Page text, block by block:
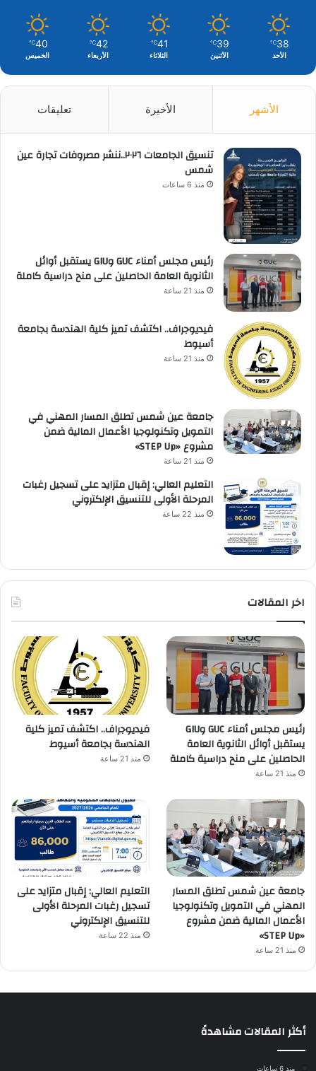
38
℃
الأحد
39
℃
الأثنين
41
℃
الثلاثاء
42
℃
الأربعاء
40
℃
الخميس
الأشهر الأخيرة تعليقات
تنسيق الجامعات ٢٠٢٦..ننشر مصروفات تجارة عين
شمس
منذ 6 ساعات
رئيس مجلس أمناء GUC وGIU يستقبل أوائل
الثانوية العامة الحاصلين على منح دراسية كاملة
منذ 21 ساعة
فيديوجراف.. اكتشف تميز كلية الهندسة بجامعة
أسيوط
منذ 21 ساعة
جامعة عين شمس تطلق المسار المهني في
التمويل وتكنولوجيا الأعمال المالية ضمن
مشروع «STEP Up»
منذ 21 ساعة
التعليم العالي: إقبال متزايد على تسجيل رغبات
المرحلة الأولى للتنسيق الإلكتروني
منذ 22 ساعة
اخر المقالات
رئيس مجلس أمناء GUC وGIU
يستقبل أوائل الثانوية العامة
الحاصلين على منح دراسية كاملة
منذ 21 ساعة
فيديوجراف.. اكتشف تميز كلية
الهندسة بجامعة أسيوط
منذ 21 ساعة
جامعة عين شمس تطلق المسار
المهني في التمويل وتكنولوجيا
الأعمال المالية ضمن مشروع
«STEP Up»
منذ 21 ساعة
التعليم العالي: إقبال متزايد على
تسجيل رغبات المرحلة الأولى
للتنسيق الإلكتروني
منذ 22 ساعة
أكثر المقالات مشاهدةً
منذ 6 ساعات